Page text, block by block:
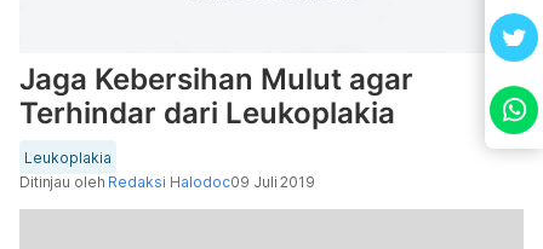
Jaga Kebersihan Mulut agar
Terhindar dari Leukoplakia
Leukoplakia
Ditinjau oleh Redaksi Halodoc09 Juli 2019